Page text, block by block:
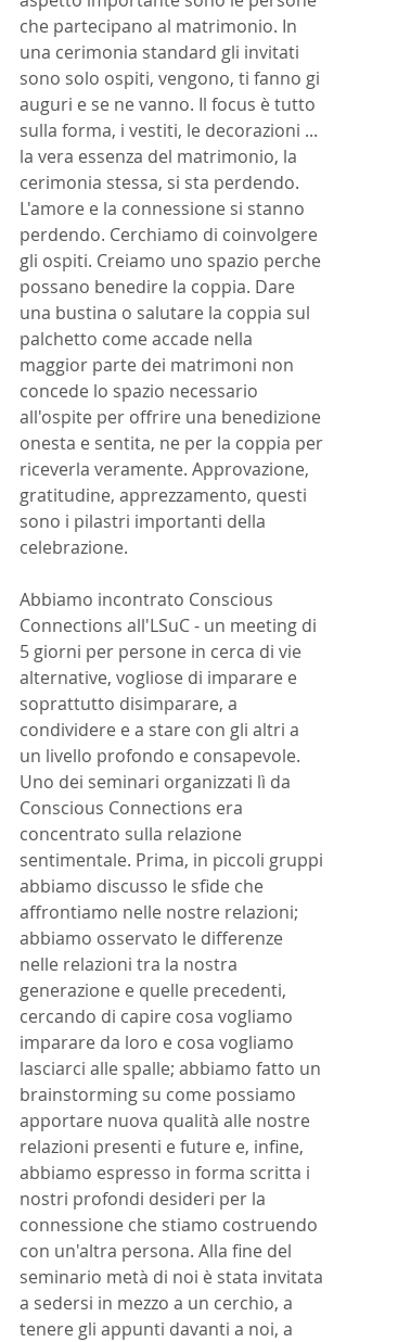
che partecipano al matrimonio. In
una cerimonia standard gli invitati
sono solo ospiti, vengono, ti fanno gi
auguri e se ne vanno. Il focus è tutto
sulla forma, i vestiti, le decorazioni ...
la vera essenza del matrimonio, la
cerimonia stessa, si sta perdendo.
L'amore e la connessione si stanno
perdendo. Cerchiamo di coinvolgere
gli ospiti. Creiamo uno spazio perche
possano benedire la coppia. Dare
una bustina o salutare la coppia sul
palchetto come accade nella
maggior parte dei matrimoni non
concede lo spazio necessario
all'ospite per offrire una benedizione
onesta e sentita, ne per la coppia per
riceverla veramente. Approvazione,
gratitudine, apprezzamento, questi
sono i pilastri importanti della
celebrazione.
Abbiamo incontrato Conscious
Connections all'LSuC - un meeting di
5 giorni per persone in cerca di vie
alternative, vogliose di imparare e
soprattutto disimparare, a
condividere e a stare con gli altri a
un livello profondo e consapevole.
Uno dei seminari organizzati lì da
Conscious Connections era
concentrato sulla relazione
sentimentale. Prima, in piccoli gruppi
abbiamo discusso le sfide che
affrontiamo nelle nostre relazioni;
abbiamo osservato le differenze
nelle relazioni tra la nostra
generazione e quelle precedenti,
cercando di capire cosa vogliamo
imparare da loro e cosa vogliamo
lasciarci alle spalle; abbiamo fatto un
brainstorming su come possiamo
apportare nuova qualità alle nostre
relazioni presenti e future e, infine,
abbiamo espresso in forma scritta i
nostri profondi desideri per la
connessione che stiamo costruendo
con un'altra persona. Alla fine del
seminario metà di noi è stata invitata
a sedersi in mezzo a un cerchio, a
tenere gli appunti davanti a noi, a